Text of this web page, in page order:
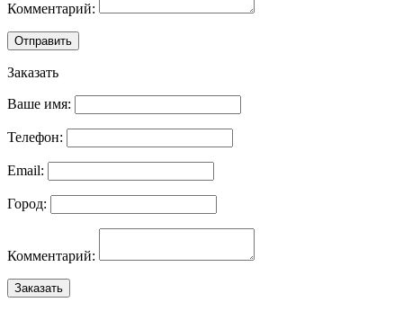
Комментарий:
Отправить
Заказать
Ваше имя:
Телефон:
Email:
Город:
Комментарий:
Заказать